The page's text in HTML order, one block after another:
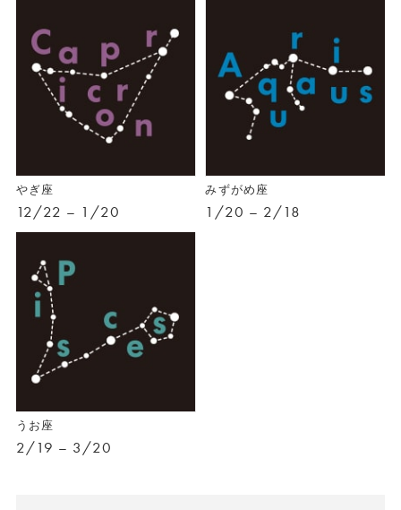
やぎ座
12/22 – 1/20
みずがめ座
1/20 – 2/18
うお座
2/19 – 3/20